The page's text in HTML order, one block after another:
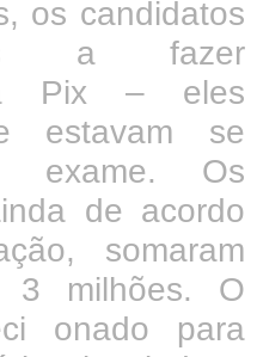
os candidatos
a fazer
Pix – eles
estavam se
exame. Os
de acordo
somaram
3 milhões. O
onado para